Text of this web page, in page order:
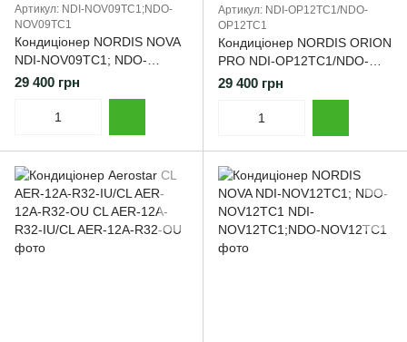
Артикул: NDI-NOV09TC1;NDO-
NOV09TC1
Кондиціонер NORDIS NOVA
NDI-NOV09TC1; NDO-
NOV09TC1 Black
29 400 грн
Артикул: NDI-OP12TC1/NDO-
OP12TC1
Кондиціонер NORDIS ORION
PRO NDI-OP12TC1/NDO-
OP12TC1
29 400 грн